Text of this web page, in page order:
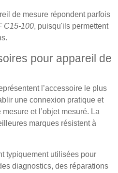
de mesure répondent parfois
C15-100, puisqu'ils permettent
pour appareil de
l’accessoire le plus
une connexion pratique et
et l’objet mesuré. La
marques résistent à
typiquement utilisées pour
diagnostics, des réparations